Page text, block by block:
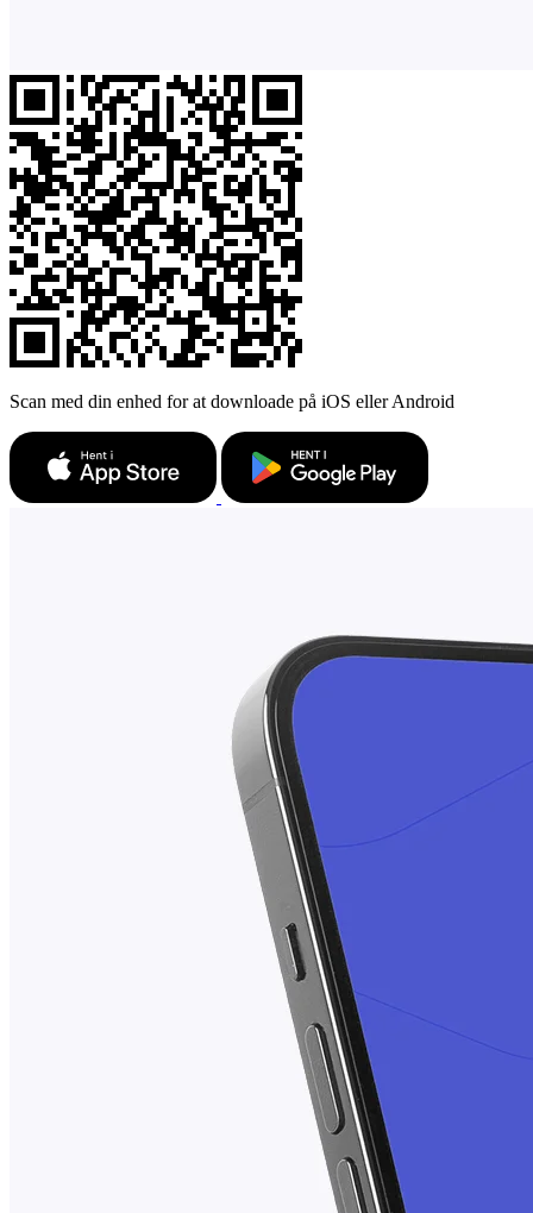
Scan med din enhed for at downloade på iOS eller Android